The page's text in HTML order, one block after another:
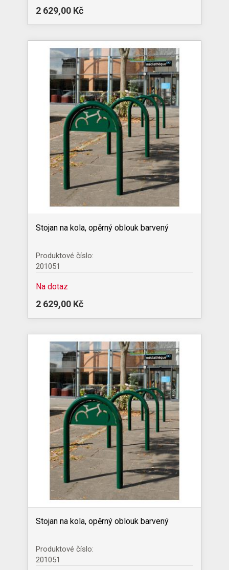
2 629,00 Kč
Stojan na kola, opěrný oblouk barvený
Produktové číslo:
201051
Na dotaz
2 629,00 Kč
Stojan na kola, opěrný oblouk barvený
Produktové číslo:
201051